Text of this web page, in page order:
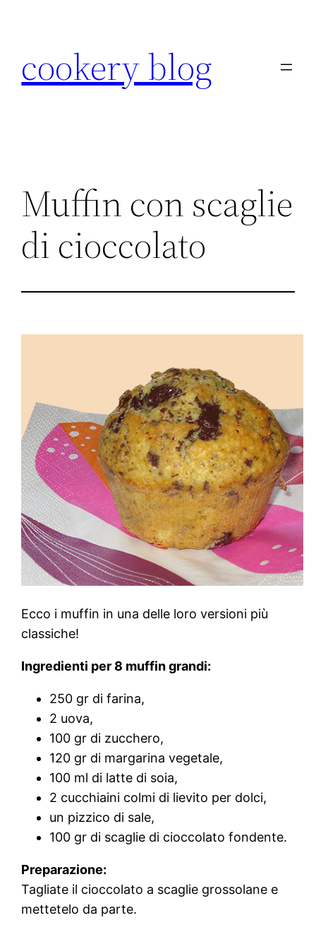
cookery blog
Muffin con scaglie
di cioccolato
Ecco i muffin in una delle loro versioni più
classiche!
Ingredienti per 8 muffin grandi:
250 gr di farina,
2 uova,
100 gr di zucchero,
120 gr di margarina vegetale,
100 ml di latte di soia,
2 cucchiaini colmi di lievito per dolci,
un pizzico di sale,
100 gr di scaglie di cioccolato fondente.
Preparazione:
Tagliate il cioccolato a scaglie grossolane e
mettetelo da parte.